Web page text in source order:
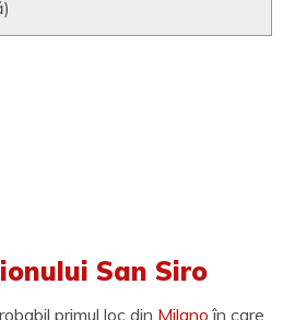
San Siro
primul loc din Milano în care